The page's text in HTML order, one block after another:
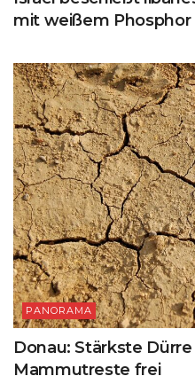
mit weißem Phosphor
PANORAMA
Donau: Stärkste
Mammutreste frei